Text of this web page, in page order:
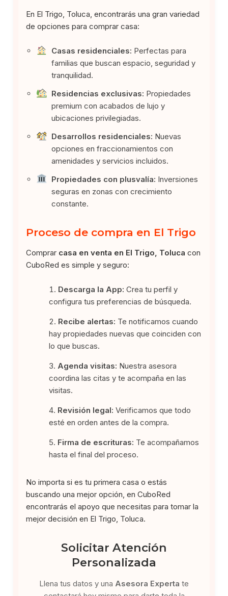
En El Trigo, Toluca, encontrarás una gran variedad
de opciones para comprar casa:
Casas residenciales: Perfectas para
familias que buscan espacio, seguridad y
tranquilidad.
Residencias exclusivas: Propiedades
premium con acabados de lujo y
ubicaciones privilegiadas.
Desarrollos residenciales: Nuevas
opciones en fraccionamientos con
amenidades y servicios incluidos.
Propiedades con plusvalía: Inversiones
seguras en zonas con crecimiento
constante.
Proceso de compra en El Trigo
Comprar casa en venta en El Trigo, Toluca con
CuboRed es simple y seguro:
Descarga la App: Crea tu perfil y
configura tus preferencias de búsqueda.
Recibe alertas: Te notificamos cuando
hay propiedades nuevas que coinciden con
lo que buscas.
Agenda visitas: Nuestra asesora
coordina las citas y te acompaña en las
visitas.
Revisión legal: Verificamos que todo
esté en orden antes de la compra.
Firma de escrituras: Te acompañamos
hasta el final del proceso.
No importa si es tu primera casa o estás
buscando una mejor opción, en CuboRed
encontrarás el apoyo que necesitas para tomar la
mejor decisión en El Trigo, Toluca.
Solicitar Atención
Personalizada
Llena tus datos y una Asesora Experta te